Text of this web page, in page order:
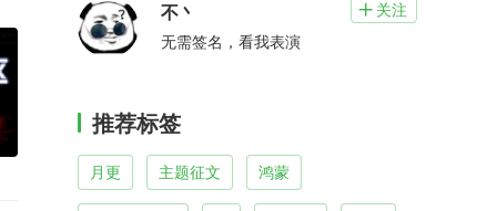
不丶  关注
无需签名，看我表演
推荐标签
月更 主题征文 鸿蒙